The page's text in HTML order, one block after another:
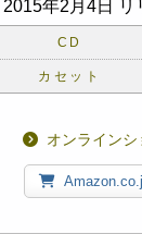
2015年2月4日 リ
CD
カセット
オンライン